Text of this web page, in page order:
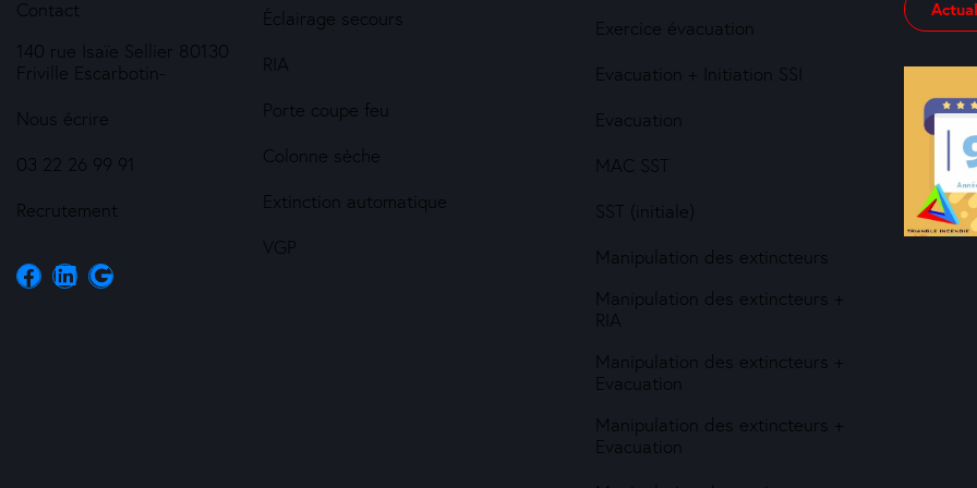
Contact
140 rue Isaïe Sellier 80130
Friville Escarbotin-
Nous écrire
03 22 26 99 91
Recrutement
Éclairage secours
RIA
Porte coupe feu
Colonne sèche
Extinction automatique
VGP
Exercice évacuation
Evacuation + Initiation SSI
Evacuation
MAC SST
SST (initiale)
Manipulation des extincteurs
Manipulation des extincteurs +
RIA
Manipulation des extincteurs +
Evacuation
Manipulation des extincteurs +
Evacuation